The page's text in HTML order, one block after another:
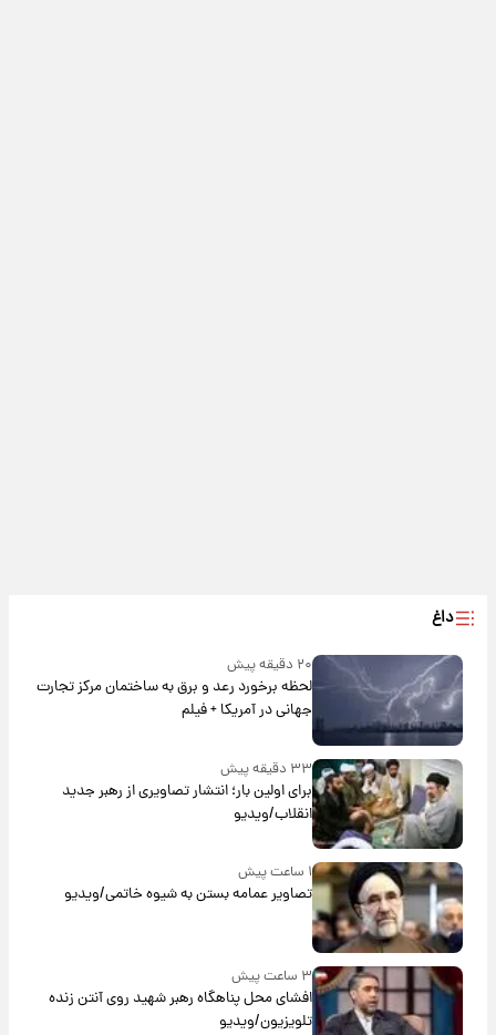
داغ
۲۰ دقیقه پیش
لحظه برخورد رعد و برق به ساختمان مرکز تجارت
جهانی در آمریکا + فیلم
۳۳ دقیقه پیش
برای اولین بار؛ انتشار تصاویری از رهبر جدید
انقلاب/ویدیو
۱ ساعت پیش
تصاویر عمامه بستن به شیوه خاتمی/ویدیو
۳ ساعت پیش
افشای محل پناهگاه‌ رهبر شهید روی آنتن زنده
تلویزیون/ویدیو